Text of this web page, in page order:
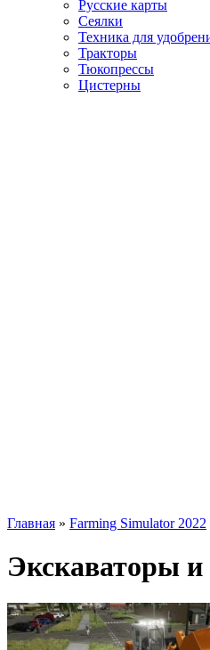
Русские карты
Сеялки
Техника для
Тракторы
Тюкопрессы
Цистерны
Главная » Farming Simulator 2022
Экскаваторы и